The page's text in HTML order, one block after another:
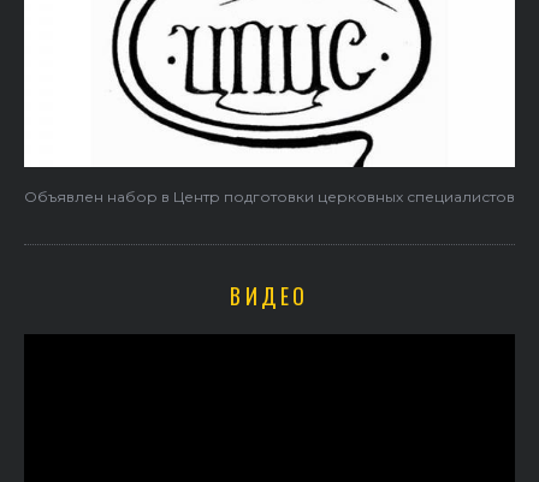
Объявлен набор в Центр подготовки церковных специалистов
ВИДЕО